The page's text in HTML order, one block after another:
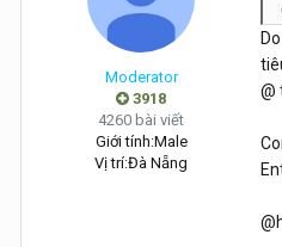
Moderator
3918
4260 bài viết
Giới tính:Male
Vị trí:Đà Nẵng
@